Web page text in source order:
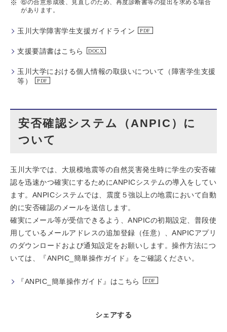
⑥の合意形成後、見直しのため、再度診断書等の提出を求める場合
があります。
玉川大学障害学生支援ガイドライン
支援要請書はこちら
玉川大学における個人情報の取扱いについて（障害学生支援
等）
安否確認システム（ANPIC）に
ついて
玉川大学では、大規模地震等の自然災害発生時に学生の安否確
認を迅速かつ確実にするためにANPICシステムの導入をしてい
ます。ANPICシステムでは、震度５強以上の地震において自動
的に安否確認のメールを送信します。
確実にメール等が受信できるよう、ANPICの初期設定、普段使
用しているメールアドレスの追加登録（任意）、ANPICアプリ
のダウンロードおよび通知設定をお願いします。操作方法につ
いては、『ANPIC_簡単操作ガイド』をご確認ください。
『ANPIC_簡単操作ガイド』はこちら
シェアする